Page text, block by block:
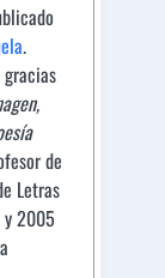
.
gracias
de
Letras
y 2005